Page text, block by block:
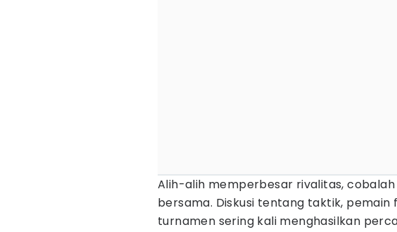
Alih-alih memperbesar rivalitas,
bersama. Diskusi tentang taktik,
turnamen sering kali menghasilkan